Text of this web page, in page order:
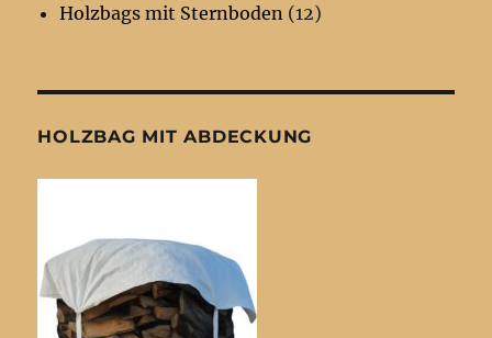
Holzbags mit Sternboden (12)
HOLZBAG MIT ABDECKUNG